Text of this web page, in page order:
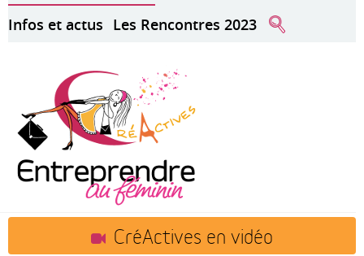
Infos et actus Les Rencontres 2023
CréActives en vidéo